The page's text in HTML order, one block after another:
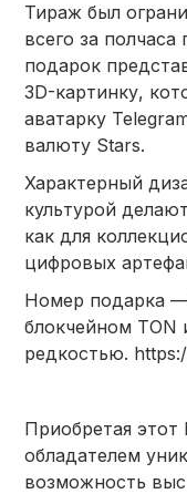
Тираж был
всего за
подарок
3D-картинку,
аватарку
валюту Stars.
Характерный
культурой
как для
цифровых
Номер подарка
блокчейном TON
редкостью.
Приобретая этот
обладателем
возможность